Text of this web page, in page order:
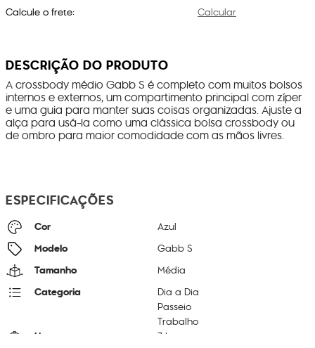
Calcule o frete: Calcular
DESCRIÇÃO DO PRODUTO
A crossbody médio Gabb S é completo com muitos bolsos
internos e externos, um compartimento principal com zíper
e uma guia para manter suas coisas organizadas. Ajuste a
alça para usá-la como uma clássica bolsa crossbody ou
de ombro para maior comodidade com as mãos livres.
ESPECIFICAÇÕES
Cor Azul
Modelo Gabb S
Tamanho Média
Categoria
Dia a Dia
Passeio
Trabalho
Litragem 7 L